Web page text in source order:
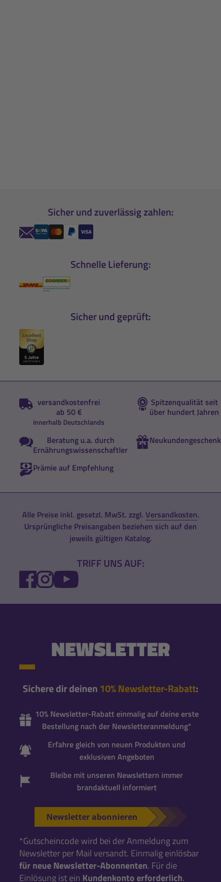
Sicher und zuverlässig zahlen:
Schnelle Lieferung:
Sicher und geprüft:
versandkostenfrei
ab 50 €
innerhalb Deutschlands
Spitzenqualität seit
über hundert Jahren
Beratung u.a. durch
Ernährungswissenschaftler
Neukundengeschenk
Prämie auf Empfehlung
Alle Preise inkl. gesetzl. MwSt. zzgl. Versandkosten.
Ursprüngliche Preisangaben beziehen sich auf den
jeweils gültigen Katalog.
TRIFF UNS AUF:
FACEBOOK
INSTAGRAM
YOUTUBE
NEWSLETTER
Sichere dir deinen 10% Newsletter-Rabatt:
10% Newsletter-Rabatt einmalig auf deine erste
Bestellung nach der Newsletteranmeldung*
Erfahre gleich von neuen Produkten und
exklusiven Angeboten
Bleibe mit unseren Newslettern immer
brandaktuell informiert
Newsletter abonnieren
*Gutscheincode wird bei der Anmeldung zum
Newsletter per Mail versandt. Einmalig einlösbar
für neue Newsletter-Abonnenten. Für die
Einlösung ist ein Kundenkonto erforderlich.